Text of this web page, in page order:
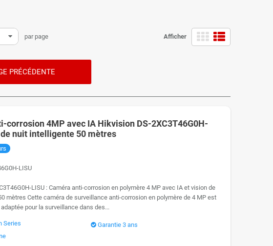
Afficher
par page
PRÉCÉDENTE
corrosion 4MP avec IA Hikvision DS-2XC3T46G0H-
nuit intelligente 50 mètres
LISU
LISU : Caméra anti-corrosion en polymère 4 MP avec IA et vision de
mètres Cette caméra de surveillance anti-corrosion en polymère de 4 MP est
pour la surveillance dans des...
Series
Garantie 3 ans